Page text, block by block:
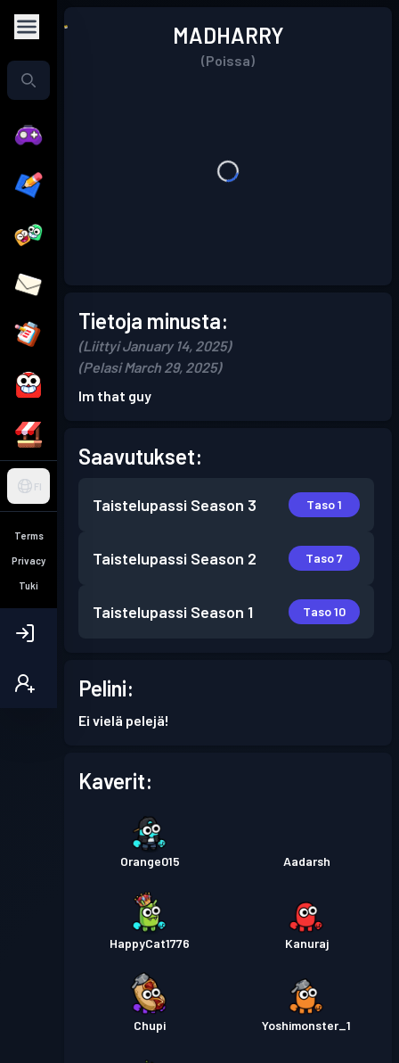
FI
Terms
Privacy
Tuki
MADHARRY
(Poissa)
Tietoja minusta:
(Liittyi January 14, 2025)
(Pelasi March 29, 2025)
Im that guy
Saavutukset:
Taistelupassi Season 3 Taso 1
Taistelupassi Season 2 Taso 7
Taistelupassi Season 1 Taso 10
Pelini:
Ei vielä pelejä!
Kaverit:
Orange015 Aadarsh
HappyCat1776 Kanuraj
Chupi Yoshimonster_1